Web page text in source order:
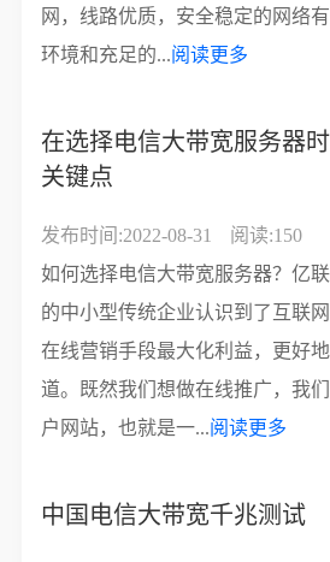
网，线路优质，安全稳定的网络
环境和充足的...阅读更多
在选择电信大带宽服务器
关键点
发布时间:2022-08-31
阅读:150
如何选择电信大带宽服务器？亿
的中小型传统企业认识到了互联
在线营销手段最大化利益，更好
道。既然我们想做在线推广，我
户网站，也就是一...阅读更多
中国电信大带宽千兆测试